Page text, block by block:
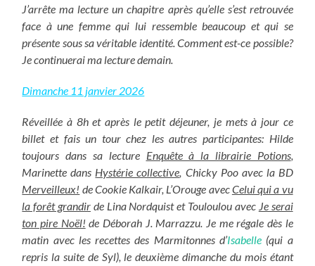
J’arrête ma lecture un chapitre après qu’elle s’est retrouvée
face à une femme qui lui ressemble beaucoup et qui se
présente sous sa véritable identité. Comment est-ce possible?
Je continuerai ma lecture demain.
Dimanche 11 janvier 2026
Réveillée à 8h et après le petit déjeuner, je mets à jour ce
billet et fais un tour chez les autres participantes: Hilde
toujours dans sa lecture Enquête à la librairie Potions,
Marinette dans Hystérie collective, Chicky Poo avec la BD
Merveilleux! de Cookie Kalkair, L’Orouge avecCelui qui a vu
la forêt grandir de Lina Nordquist et Touloulou avec Je serai
ton pire Noël! de Déborah J. Marrazzu. Je me régale dès le
matin avec les recettes des Marmitonnes d’Isabelle (qui a
repris la suite de Syl), le deuxième dimanche du mois étant